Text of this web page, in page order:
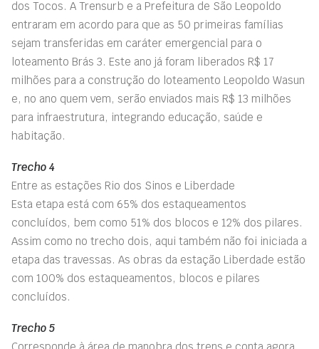
dos Tocos. A Trensurb e a Prefeitura de São Leopoldo
entraram em acordo para que as 50 primeiras famílias
sejam transferidas em caráter emergencial para o
loteamento Brás 3. Este ano já foram liberados R$ 17
milhões para a construção do loteamento Leopoldo Wasun
e, no ano quem vem, serão enviados mais R$ 13 milhões
para infraestrutura, integrando educação, saúde e
habitação.
Trecho 4
Entre as estações Rio dos Sinos e Liberdade
Esta etapa está com 65% dos estaqueamentos
concluídos, bem como 51% dos blocos e 12% dos pilares.
Assim como no trecho dois, aqui também não foi iniciada a
etapa das travessas. As obras da estação Liberdade estão
com 100% dos estaqueamentos, blocos e pilares
concluídos.
Trecho 5